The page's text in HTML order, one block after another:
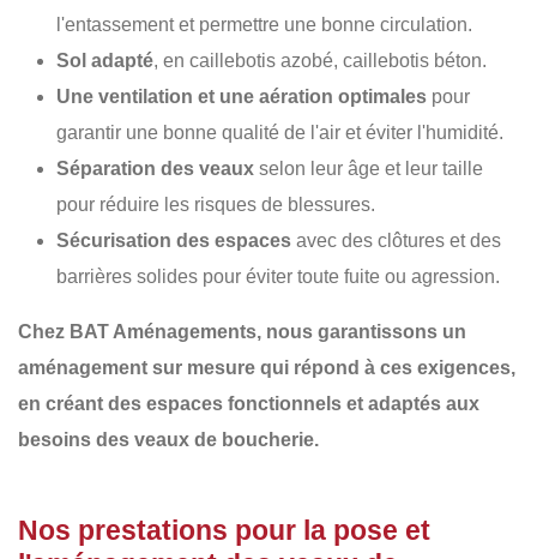
l'entassement et permettre une bonne circulation.
Sol adapté, en caillebotis azobé, caillebotis béton.
Une ventilation et une aération optimales pour
garantir une bonne qualité de l'air et éviter l'humidité.
Séparation des veaux selon leur âge et leur taille
pour réduire les risques de blessures.
Sécurisation des espaces avec des clôtures et des
barrières solides pour éviter toute fuite ou agression.
Chez BAT Aménagements, nous garantissons un
aménagement sur mesure qui répond à ces exigences,
en créant des espaces fonctionnels et adaptés aux
besoins des veaux de boucherie.
Nos prestations pour la pose et